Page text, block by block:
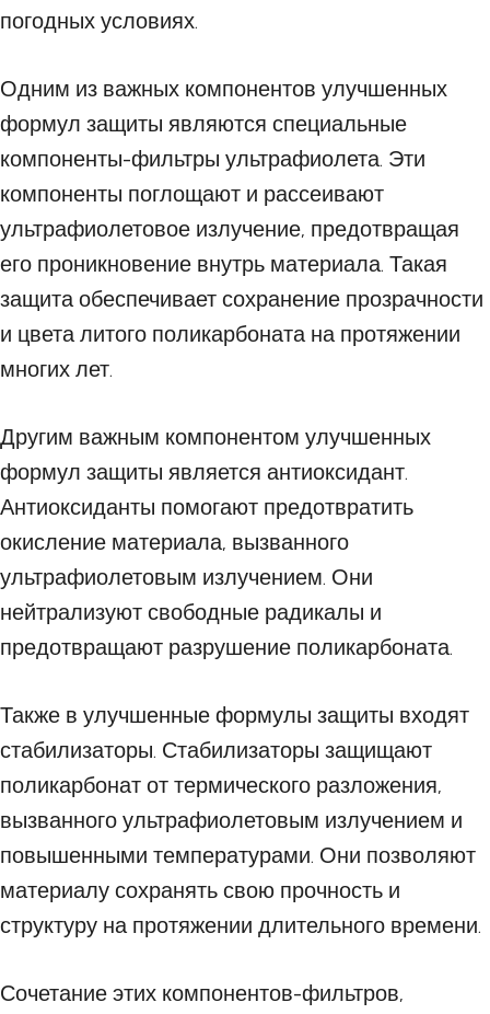
погодных условиях.
Одним из важных компонентов улучшенных
формул защиты являются специальные
компоненты-фильтры ультрафиолета. Эти
компоненты поглощают и рассеивают
ультрафиолетовое излучение, предотвращая
его проникновение внутрь материала. Такая
защита обеспечивает сохранение прозрачности
и цвета литого поликарбоната на протяжении
многих лет.
Другим важным компонентом улучшенных
формул защиты является антиоксидант.
Антиоксиданты помогают предотвратить
окисление материала, вызванного
ультрафиолетовым излучением. Они
нейтрализуют свободные радикалы и
предотвращают разрушение поликарбоната.
Также в улучшенные формулы защиты входят
стабилизаторы. Стабилизаторы защищают
поликарбонат от термического разложения,
вызванного ультрафиолетовым излучением и
повышенными температурами. Они позволяют
материалу сохранять свою прочность и
структуру на протяжении длительного времени.
Сочетание этих компонентов-фильтров,